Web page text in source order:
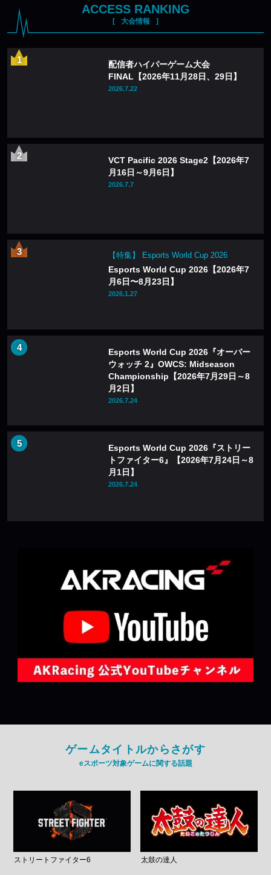
ACCESS RANKING
大会情報
配信者ハイパーゲーム大会
FINAL【2026年11月28日、29日】
2026.7.22
VCT Pacific 2026 Stage2【2026年7
月16日～9月6日】
2026.7.7
【特集】 Esports World Cup 2026
Esports World Cup 2026【2026年7
月6日〜8月23日】
2026.1.27
Esports World Cup 2026『オーバー
ウォッチ 2』OWCS: Midseason
Championship【2026年7月29日～8
月2日】
2026.7.24
Esports World Cup 2026『ストリー
トファイター6』【2026年7月24日～8
月1日】
2026.7.24
ゲームタイトルからさがす
eスポーツ対象ゲームに関する話題
ストリートファイター6 太鼓の達人